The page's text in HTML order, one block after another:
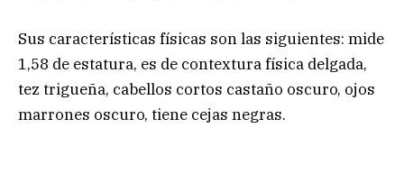
Sus características físicas son las siguientes: mide
1,58 de estatura, es de contextura física delgada,
tez trigueña, cabellos cortos castaño oscuro, ojos
marrones oscuro, tiene cejas negras.